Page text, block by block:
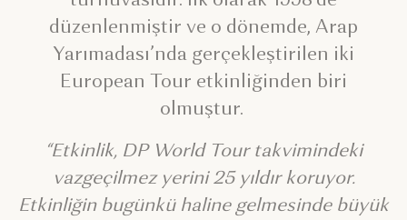
düzenlenmiştir ve o dönemde, Arap
Yarımadası’nda gerçekleştirilen iki
European Tour etkinliğinden biri
olmuştur.
“Etkinlik, DP World Tour takvimindeki
vazgeçilmez yerini 25 yıldır koruyor.
Etkinliğin bugünkü haline gelmesinde büyük